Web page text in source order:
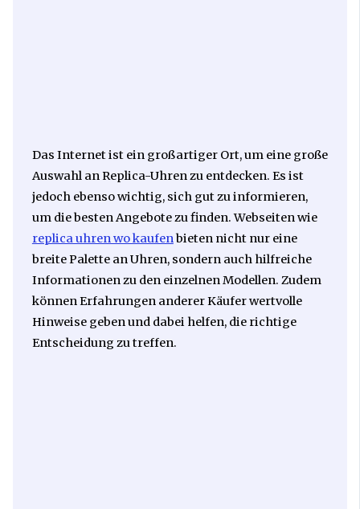
Das Internet ist ein großartiger Ort, um eine große
Auswahl an Replica-Uhren zu entdecken. Es ist
jedoch ebenso wichtig, sich gut zu informieren,
um die besten Angebote zu finden. Webseiten wie
replica uhren wo kaufenbieten nicht nur eine
breite Palette an Uhren, sondern auch hilfreiche
Informationen zu den einzelnen Modellen. Zudem
können Erfahrungen anderer Käufer wertvolle
Hinweise geben und dabei helfen, die richtige
Entscheidung zu treffen.